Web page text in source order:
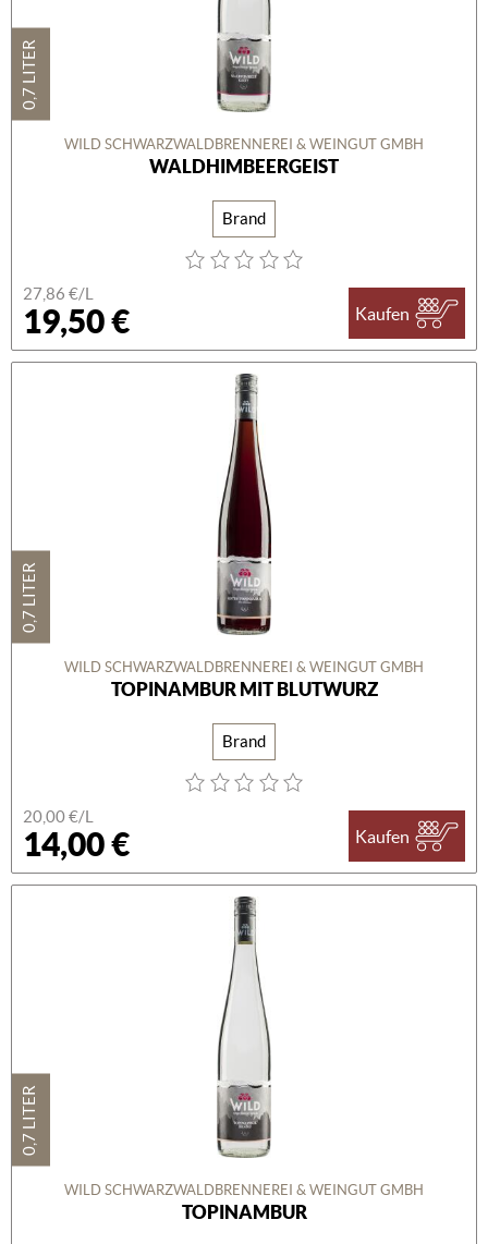
0,7 LITER
WILD SCHWARZWALDBRENNEREI & WEINGUT GMBH
WALDHIMBEERGEIST
Brand
27,86 €/L
19,50 € Kaufen
0,7 LITER
WILD SCHWARZWALDBRENNEREI & WEINGUT GMBH
TOPINAMBUR MIT BLUTWURZ
Brand
20,00 €/L
14,00 € Kaufen
0,7 LITER
WILD SCHWARZWALDBRENNEREI & WEINGUT GMBH
TOPINAMBUR